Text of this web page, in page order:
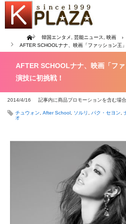
Home 韓国エンタメ 芸能ニュース
映画
AFTER SCHOOLナナ、映画「ファッション王
AFTER SCHOOLナナ、映画「フ
演技に初挑戦！
2014/4/16 記事内に商品プロモーションを含む場
チュウォン After School ソルリ パク・セヨン
オ